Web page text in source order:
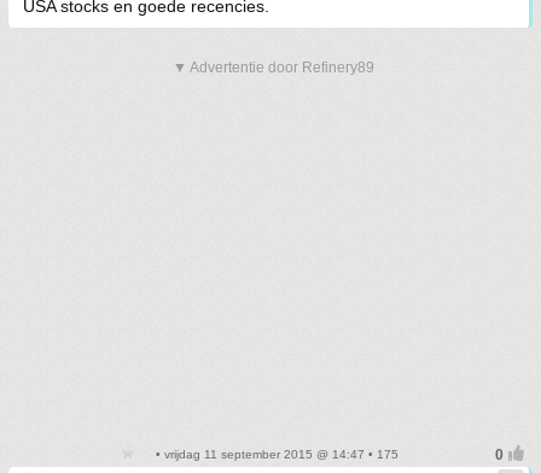
USA stocks en goede recencies.
▼ Advertentie door Refinery89
• vrijdag 11 september 2015 @ 14:47 • 175